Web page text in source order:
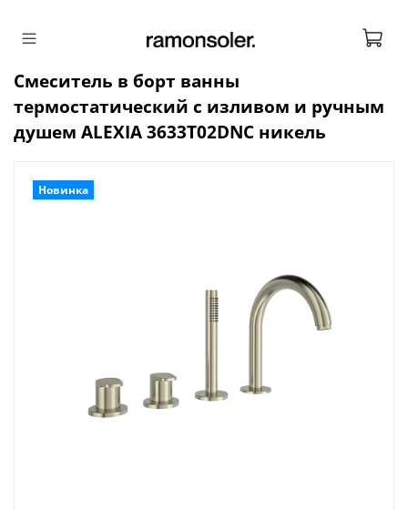
Новинка
Смеситель в борт ванны
термостатический с изливом и ручным
душем ALEXIA 3633T02DNC никель